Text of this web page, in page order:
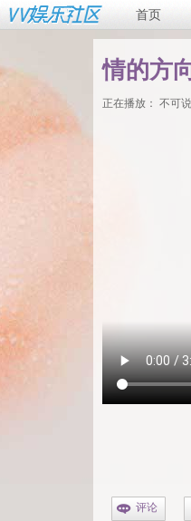
首页
情的方
正在播放： 不可
评论